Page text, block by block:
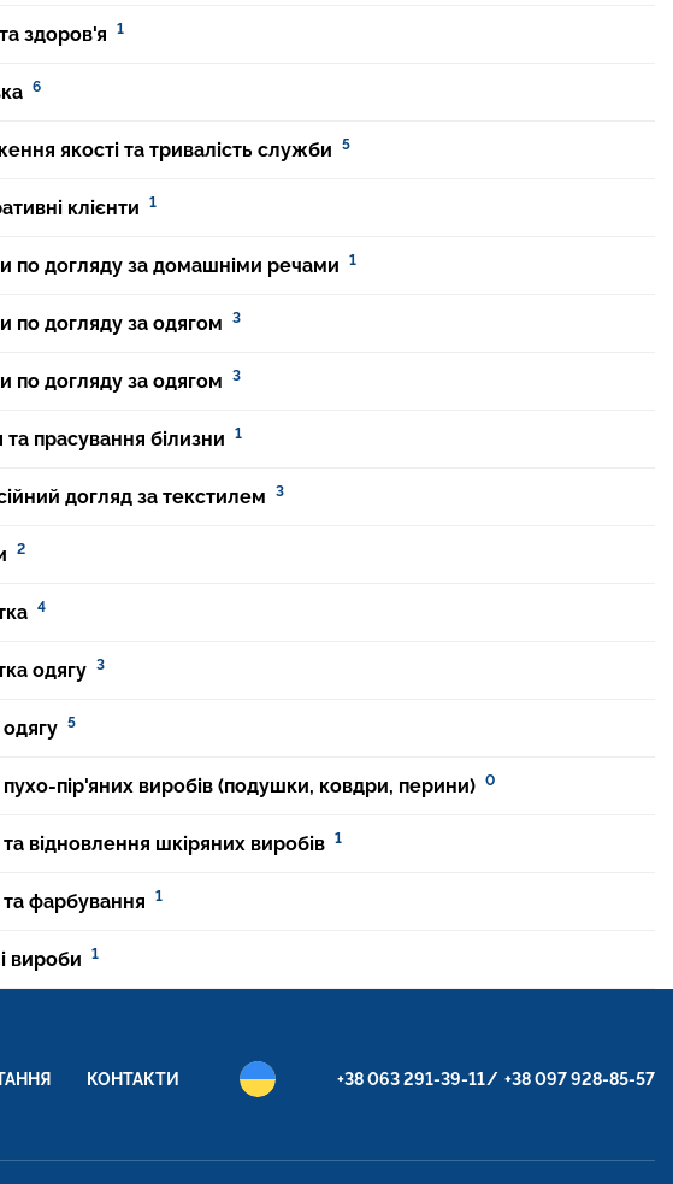
та здоров'я 1
6
якості та тривалість служби 5
клієнти 1
по догляду за домашніми речами 1
по догляду за одягом 3
по догляду за одягом 3
прасування білизни 1
догляд за текстилем 3
2
4
одягу 3
5
пір'яних виробів (подушки, ковдри, перини) 0
відновлення шкіряних виробів 1
фарбування 1
вироби 1
КОНТАКТИ +38 063 291-39-11 +38 097 928-85-57